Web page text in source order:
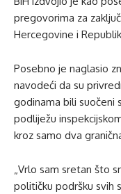
pregovorima za
Hercegovine i
Posebno je naglasio
navodeći da su
godinama bili suočeni
podliježu
kroz samo dva
„Vrlo sam sretan što
političku podršku svih